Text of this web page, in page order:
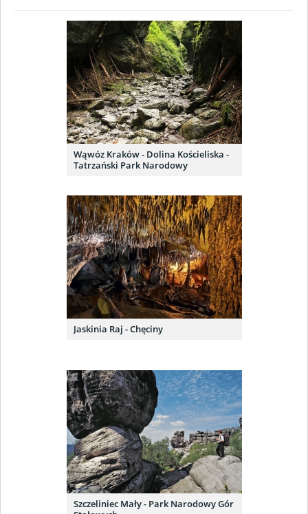
Wąwóz Kraków - Dolina Kościeliska -
Tatrzański Park Narodowy
Jaskinia Raj - Chęciny
Szczeliniec Mały - Park Narodowy Gór